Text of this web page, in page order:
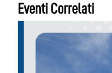
Eventi Correlati